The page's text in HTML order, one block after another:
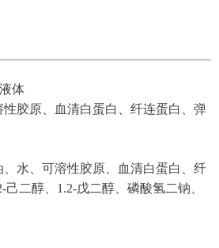
体
性胶原、血清白蛋白、纤连蛋白、弹
、水、可溶性胶原、血清白蛋白、纤
二醇、1.2-戊二醇、磷酸氢二钠、